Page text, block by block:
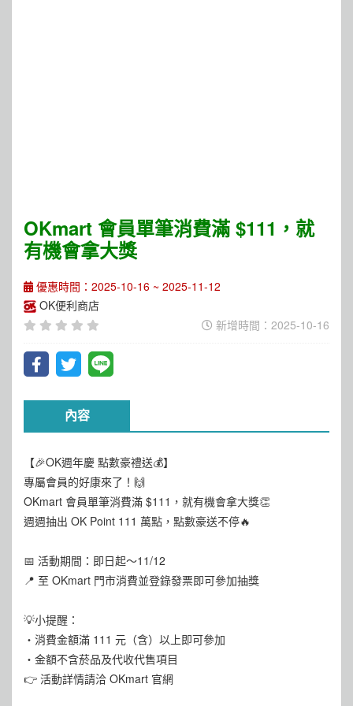
OKmart 會員單筆消費滿 $111，就
有機會拿大獎
優惠時間：2025-10-16 ~ 2025-11-12
OK便利商店
新增時間：2025-10-16
內容
【🎉OK週年慶 點數豪禮送💰】
專屬會員的好康來了！🙌
OKmart 會員單筆消費滿 $111，就有機會拿大獎👏
週週抽出 OK Point 111 萬點，點數豪送不停🔥
📅 活動期間：即日起～11/12
📍 至 OKmart 門市消費並登錄發票即可參加抽獎
💡小提醒：
・消費金額滿 111 元（含）以上即可參加
・金額不含菸品及代收代售項目
👉 活動詳情請洽 OKmart 官網